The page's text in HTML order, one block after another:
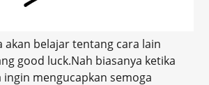
akan belajar tentang cara lain
good luck.Nah biasanya ketika
ingin mengucapkan semoga